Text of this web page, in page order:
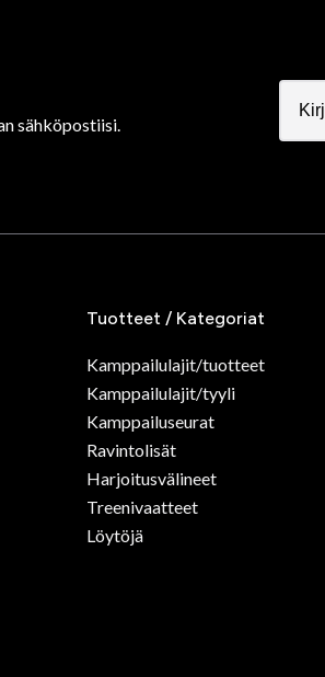
499 SEK 580 SEK
nyrkkeilyhanskat
Adidas Hybrid 250
nyrkkeilyhanska, punainen-
299 SEK 895 SEK
Adidas
Adidas Inner Glove
punainen-musta